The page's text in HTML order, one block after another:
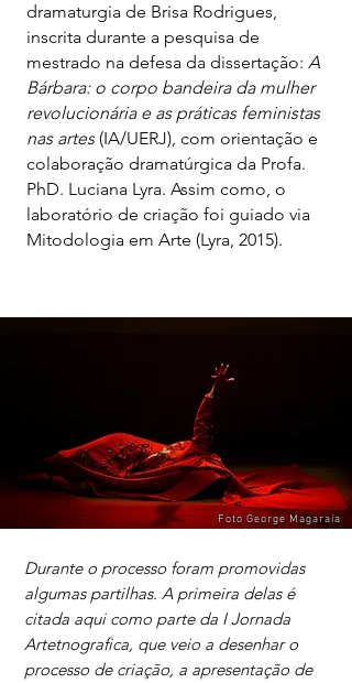
dramaturgia de Brisa Rodrigues,
inscrita durante a pesquisa de
mestrado na defesa da dissertação: A
Bárbara: o corpo bandeira da mulher
revolucionária e as práticas feministas
nas artes(IA/UERJ), com orientação e
colaboração dramatúrgica da Profa.
PhD. Luciana Lyra. Assim como, o
laboratório de criação foi guiado via
Mitodologia em Arte (Lyra, 2015).
Foto George Magaraia
Durante o processo foram promovidas
algumas partilhas. A primeira delas é
citada aqui como parte da I Jornada
Artetnografica, que veio a desenhar o
processo de criação, a apresentação de